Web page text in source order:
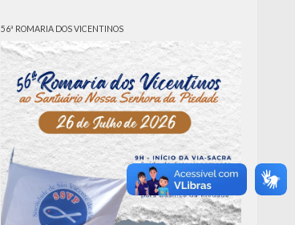
56ª ROMARIA DOS VICENTINOS